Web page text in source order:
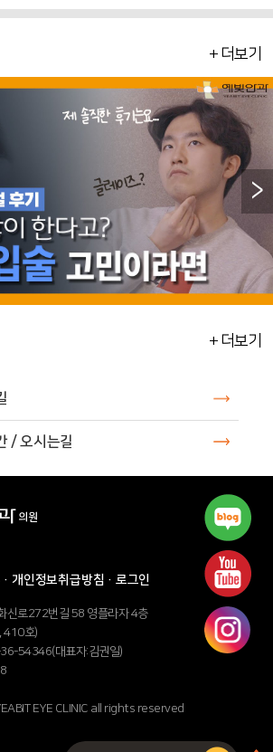
+ 더보기
>
+ 더보기
/ 오시는길
· 개인정보취급방침 · 로그인
신로272번길 58 영플라자 4층
410호)
54346(대표자:김권일)
EYE CLINIC all rights reserved